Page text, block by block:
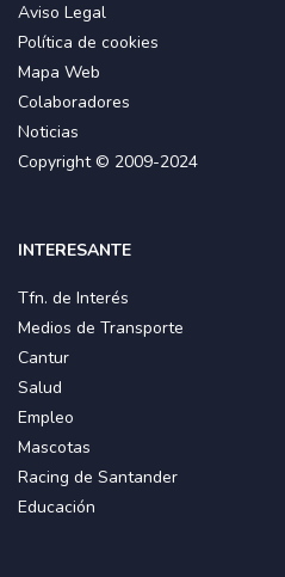
Aviso Legal
Política de cookies
Mapa Web
Colaboradores
Noticias
Copyright © 2009-2024
INTERESANTE
Tfn. de Interés
Medios de Transporte
Cantur
Salud
Empleo
Mascotas
Racing de Santander
Educación